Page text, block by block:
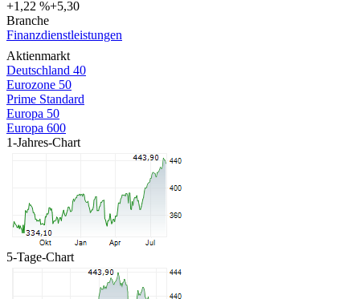
+1,22 %+5,30
Branche
Finanzdienstleistungen
Aktienmarkt
Deutschland 40
Eurozone 50
Prime Standard
Europa 50
Europa 600
1-Jahres-Chart
5-Tage-Chart